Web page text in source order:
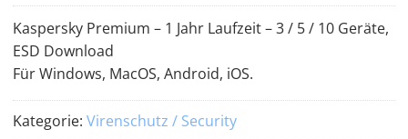
-
1
Jahr
-
Download
Menge
Kaspersky Premium – 1 Jahr Laufzeit – 3 / 5 / 10 Geräte,
ESD Download
Für Windows, MacOS, Android, iOS.
Kategorie: Virenschutz / Security